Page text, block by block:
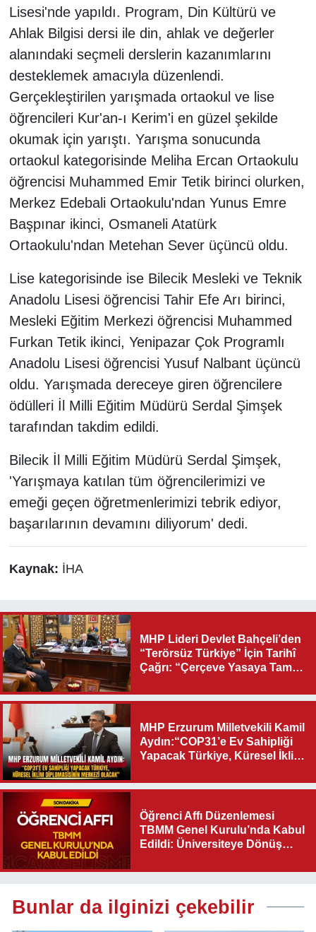
Lisesi'nde yapıldı. Program, Din Kültürü ve
Ahlak Bilgisi dersi ile din, ahlak ve değerler
alanındaki seçmeli derslerin kazanımlarını
desteklemek amacıyla düzenlendi.
Gerçekleştirilen yarışmada ortaokul ve lise
öğrencileri Kur'an-ı Kerim'i en güzel şekilde
okumak için yarıştı. Yarışma sonucunda
ortaokul kategorisinde Meliha Ercan Ortaokulu
öğrencisi Muhammed Emir Tetik birinci olurken,
Merkez Edebali Ortaokulu'ndan Yunus Emre
Başpınar ikinci, Osmaneli Atatürk
Ortaokulu'ndan Metehan Sever üçüncü oldu.
Lise kategorisinde ise Bilecik Mesleki ve Teknik
Anadolu Lisesi öğrencisi Tahir Efe Arı birinci,
Mesleki Eğitim Merkezi öğrencisi Muhammed
Furkan Tetik ikinci, Yenipazar Çok Programlı
Anadolu Lisesi öğrencisi Yusuf Nalbant üçüncü
oldu. Yarışmada dereceye giren öğrencilere
ödülleri İl Milli Eğitim Müdürü Serdal Şimşek
tarafından takdim edildi.
Bilecik İl Milli Eğitim Müdürü Serdal Şimşek,
'Yarışmaya katılan tüm öğrencilerimizi ve
emeği geçen öğretmenlerimizi tebrik ediyor,
başarılarının devamını diliyorum' dedi.
Kaynak: İHA
MHP Lideri Devlet Bahçeli’den
“Terörsüz Türkiye” İçin Tarihî
Çağrı: “Çerçeve Yasaya Tam
MHP Erzurum Milletvekili Kamil
Aydın:“COP31’e Ev Sahipliği
Yapacak Türkiye, Küresel İklim
Olacak"
Öğrenci Affı Düzenlemesi
TBMM Genel Kurulu’nda Kabul
Edildi: Üniversiteye Dönüş
Bunlar da ilginizi çekebilir